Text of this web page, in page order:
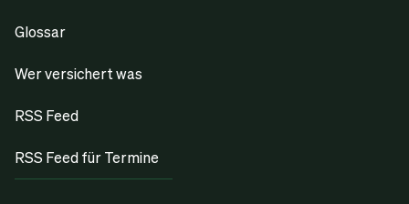
Glossar
Wer versichert was
RSS Feed
RSS Feed für Termine